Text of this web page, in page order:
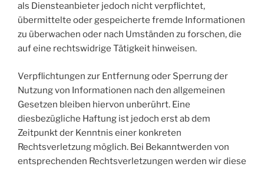
als Diensteanbieter jedoch nicht verpflichtet,
übermittelte oder gespeicherte fremde Informationen
zu überwachen oder nach Umständen zu forschen, die
auf eine rechtswidrige Tätigkeit hinweisen.
Verpflichtungen zur Entfernung oder Sperrung der
Nutzung von Informationen nach den allgemeinen
Gesetzen bleiben hiervon unberührt. Eine
diesbezügliche Haftung ist jedoch erst ab dem
Zeitpunkt der Kenntnis einer konkreten
Rechtsverletzung möglich. Bei Bekanntwerden von
entsprechenden Rechtsverletzungen werden wir diese